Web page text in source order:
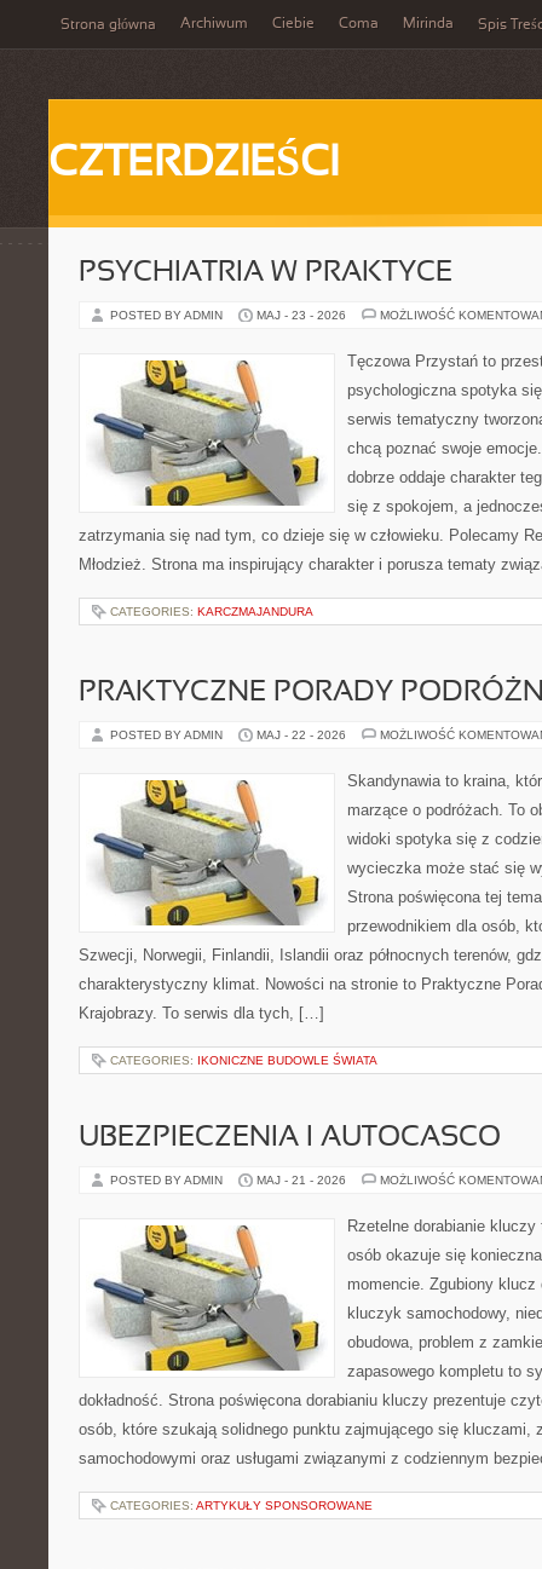
Strona główna Archiwum Ciebie Coma Mirinda Spis
CZTERDZIEŚCI
PSYCHIATRIA W PRAKTYCE
POSTED BY ADMIN MAJ - 23 - 2026 MOŻLIWOŚĆ
Tęczowa Przystań to
psychologiczna spotyka
serwis tematyczny
chcą poznać swoje
dobrze oddaje charakter
się z spokojem, a
zatrzymania się nad tym, co dzieje się w człowieku. Polecamy
Młodzież. Strona ma inspirujący charakter i porusza tematy
CATEGORIES: KARCZMAJANDURA
PRAKTYCZNE PORADY
POSTED BY ADMIN MAJ - 22 - 2026 MOŻLIWOŚĆ
Skandynawia to kraina,
marzące o podróżach. To
widoki spotyka się z
wycieczka może stać się
Strona poświęcona tej
przewodnikiem dla osób,
Szwecji, Norwegii, Finlandii, Islandii oraz północnych terenów,
charakterystyczny klimat. Nowości na stronie to Praktyczne
Krajobrazy. To serwis dla tych, […]
CATEGORIES: IKONICZNE BUDOWLE ŚWIATA
UBEZPIECZENIA I AUTOCASCO
POSTED BY ADMIN MAJ - 21 - 2026 MOŻLIWOŚĆ
Rzetelne dorabianie kluczy
osób okazuje się
momencie. Zgubiony
kluczyk samochodowy,
obudowa, problem z
zapasowego kompletu to
dokładność. Strona poświęcona dorabianiu kluczy prezentuje
osób, które szukają solidnego punktu zajmującego się kluczami,
samochodowymi oraz usługami związanymi z codziennym
CATEGORIES: ARTYKUŁY SPONSOROWANE